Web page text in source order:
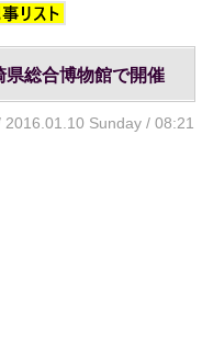
総合博物館で開催
2016.01.10 Sunday / 08:21